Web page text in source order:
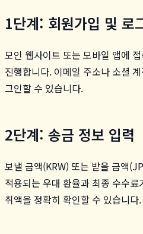
1단계: 회원가입 및 로
모인 웹사이트 또는 모바일 앱에
진행합니다. 이메일 주소나 소셜
그인할 수 있습니다.
2단계: 송금 정보 입력
보낼 금액(KRW) 또는 받을 금액
적용되는 우대 환율과 최종 수수
취액을 정확히 확인할 수 있습니다.